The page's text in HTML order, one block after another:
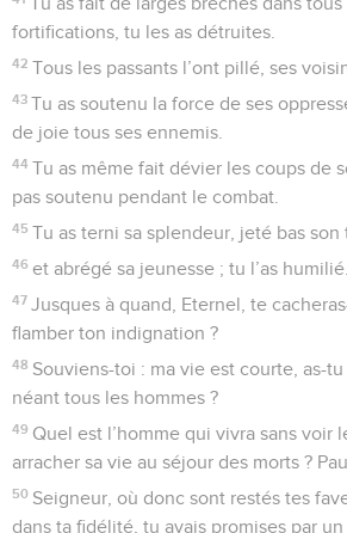
17
Il se réjouira sans cesse que tu sois
grâce à ta justice qu’il peut s’élever !
18
Car c’est toi qui constitues l’éclat de
grâce à ta faveur que nous triomphons.
19 A l’Eternel appartient notre
la main du Saint d’Israël.
20 Autrefois, tu as parlé dans une vision,
fidèles : « J’ai prêté secours à un
milieu du peuple, j’ai distingué un jeune
21
j’ai trouvé David pour qu’il soit mon
huile sainte, je lui ai donné l’onction.
22 Je le soutiendrai de ma forte main, je
23 Ses ennemis ne pourront jamais le
*méchant ne pourra jamais l’opprimer.
24 J’écraserai devant lui tous ses
néant ceux qui le haïssent.
25 Toujours mon fidèle amour